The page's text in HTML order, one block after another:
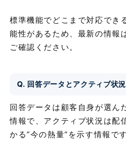
標準機能でどこまで対応でき
能性があるため、最新の情報
ご確認ください。
Q. 回答データとアクティブ状
回答データは顧客自身が選ん
情報で、アクティブ状況は配
かる”今の熱量”を示す情報で